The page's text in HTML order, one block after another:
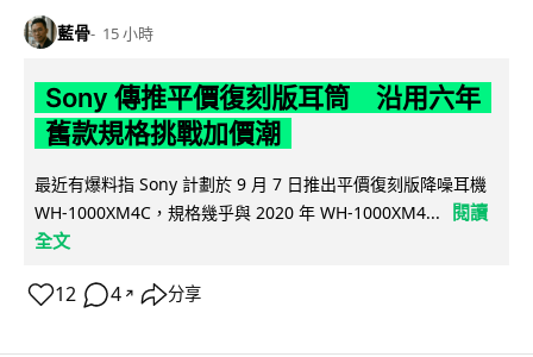
藍骨 15 小時
Sony 傳推平價復刻版耳筒 沿用六年
舊款規格挑戰加價潮
最近有爆料指 Sony 計劃於 9 月 7 日推出平價復刻版降噪耳機
WH-1000XM4C，規格幾乎與 2020 年 WH-1000XM4...
閱讀
全文
12 4 ↗ 分享